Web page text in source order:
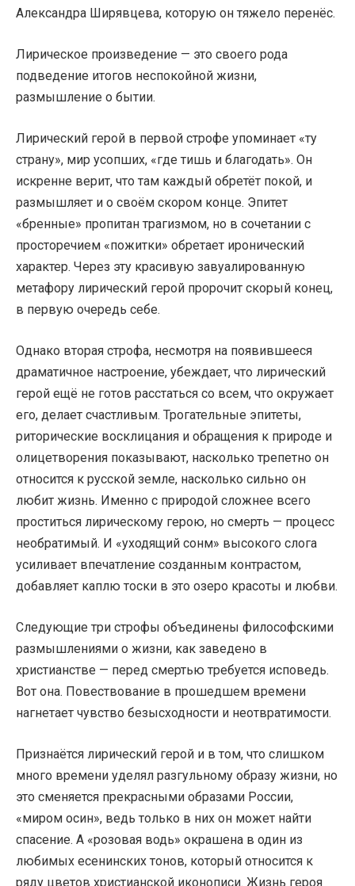
Александра Ширявцева, которую он тяжело перенёс.
Лирическое произведение — это своего рода
подведение итогов неспокойной жизни,
размышление о бытии.
Лирический герой в первой строфе упоминает «ту
страну», мир усопших, «где тишь и благодать». Он
искренне верит, что там каждый обретёт покой, и
размышляет и о своём скором конце. Эпитет
«бренные» пропитан трагизмом, но в сочетании с
просторечием «пожитки» обретает иронический
характер. Через эту красивую завуалированную
метафору лирический герой пророчит скорый конец,
в первую очередь себе.
Однако вторая строфа, несмотря на появившееся
драматичное настроение, убеждает, что лирический
герой ещё не готов расстаться со всем, что окружает
его, делает счастливым. Трогательные эпитеты,
риторические восклицания и обращения к природе и
олицетворения показывают, насколько трепетно он
относится к русской земле, насколько сильно он
любит жизнь. Именно с природой сложнее всего
проститься лирическому герою, но смерть — процесс
необратимый. И «уходящий сонм» высокого слога
усиливает впечатление созданным контрастом,
добавляет каплю тоски в это озеро красоты и любви.
Следующие три строфы объединены философскими
размышлениями о жизни, как заведено в
христианстве — перед смертью требуется исповедь.
Вот она. Повествование в прошедшем времени
нагнетает чувство безысходности и неотвратимости.
Признаётся лирический герой и в том, что слишком
много времени уделял разгульному образу жизни, но
это сменяется прекрасными образами России,
«миром осин», ведь только в них он может найти
спасение. А «розовая водь» окрашена в один из
любимых есенинских тонов, который относится к
ряду цветов христианской иконописи. Жизнь героя